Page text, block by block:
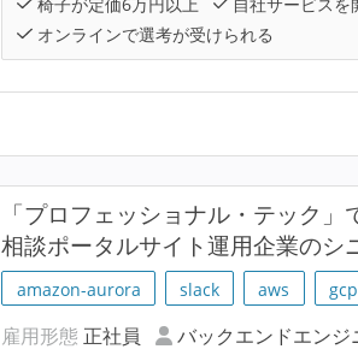
オンラインで選考が受けられる
「プロフェッショナル・テック
相談ポータルサイト運用企業のシ
amazon-aurora slack aws gcp
雇用形態 正社員 バックエンドエンジ